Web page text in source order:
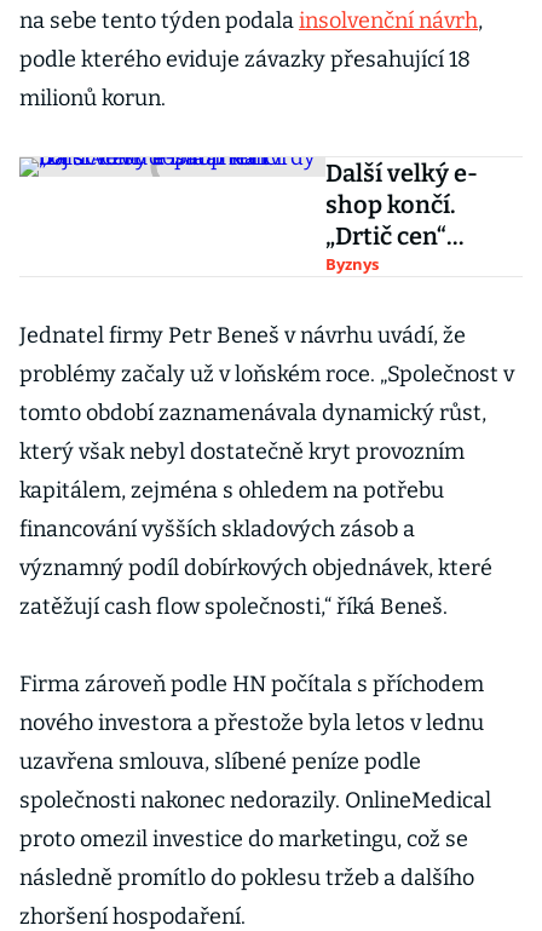
na sebe tento týden podalainsolvenční návrh,
podle kterého eviduje závazky přesahující 18
milionů korun.
Další velký e-
shop končí.
„Drtič cen“
doplatil na tvrdý
a Datartem
Byznys
Jednatel firmy Petr Beneš v návrhu uvádí, že
problémy začaly už v loňském roce. „Společnost v
tomto období zaznamenávala dynamický růst,
který však nebyl dostatečně kryt provozním
kapitálem, zejména s ohledem na potřebu
financování vyšších skladových zásob a
významný podíl dobírkových objednávek, které
zatěžují cash flow společnosti,“ říká Beneš.
Firma zároveň podle HN počítala s příchodem
nového investora a přestože byla letos v lednu
uzavřena smlouva, slíbené peníze podle
společnosti nakonec nedorazily. OnlineMedical
proto omezil investice do marketingu, což se
následně promítlo do poklesu tržeb a dalšího
zhoršení hospodaření.